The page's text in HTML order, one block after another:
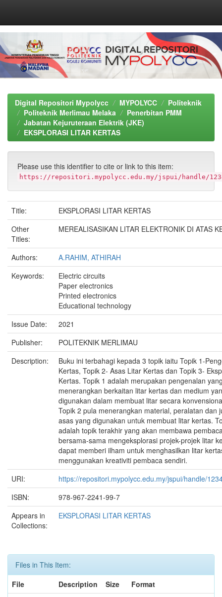
navigation
Digital Repositori Mypolycc MYPOLYCC
Politeknik
Politeknik Merlimau Melaka
Penerbitan PMM
Jabatan Kejuruteraan Elektrik (JKE)
EKSPLORASI LITAR KERTAS
Please use this identifier to cite or link to this item:
https://repositori.mypolycc.edu.my/jspui/handle/
Title:
EKSPLORASI LITAR KERTAS
Other
Titles:
MEREALISASIKAN LITAR ELEKTRONIK DI ATAS
Authors:
A.RAHIM, ATHIRAH
Keywords:
Electric circuits
Paper electronics
Printed electronics
Educational technology
Issue Date:
2021
Publisher:
POLITEKNIK MERLIMAU
Description:
Buku ini terbahagi kepada 3 topik iaitu Topik 1-
Kertas, Topik 2- Asas Litar Kertas dan Topik 3-
Kertas. Topik 1 adalah merupakan pengenalan
menerangkan berkaitan litar kertas dan medium
digunakan dalam membuat litar secara
Topik 2 pula menerangkan material, peralatan dan
asas yang digunakan untuk membuat litar kertas.
adalah topik terakhir yang akan membawa
bersama-sama mengeksplorasi projek-projek litar
dapat memberi ilham untuk menghasilkan litar
menggunakan kreativiti pembaca sendiri.
URI:
https://repositori.mypolycc.edu.my/jspui/handle/
ISBN:
978-967-2241-99-7
Appears in
Collections:
EKSPLORASI LITAR KERTAS
Files in This Item:
File
Description Size
Format